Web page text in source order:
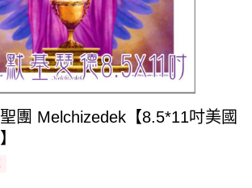
團 Melchizedek【8.5*11吋美國